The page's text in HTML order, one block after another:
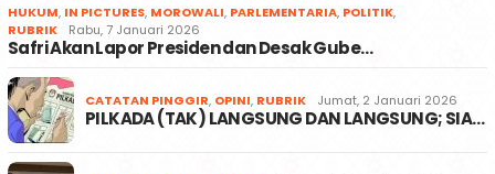
HUKUM, IN PICTURES, MOROWALI, PARLEMENTARIA, POLITIK,
RUBRIK
Rabu, 7 Januari 2026
Safri Akan Lapor Presiden dan Desak Gube…
CATATAN PINGGIR, OPINI, RUBRIK Jumat, 2 Januari 2026
PILKADA (TAK) LANGSUNG DAN LANGSUNG; SIA…